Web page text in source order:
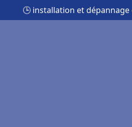
🕒 installation et dépannage